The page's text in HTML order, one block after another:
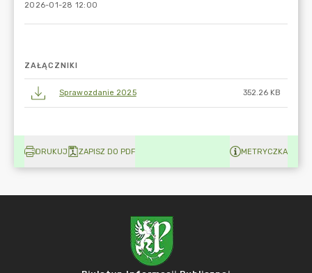
2026-01-28 12:00
ZAŁĄCZNIKI
Sprawozdanie 2025 352.26 KB
DRUKUJ ZAPISZ DO PDF METRYCZKA